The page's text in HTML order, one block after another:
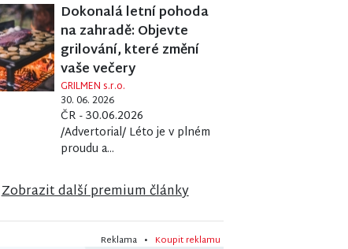
Dokonalá letní pohoda
na zahradě: Objevte
grilování, které změní
vaše večery
GRILMEN s.r.o.
30. 06. 2026
ČR - 30.06.2026
/Advertorial/ Léto je v plném
proudu a...
Zobrazit další premium články
Reklama • Koupit reklamu